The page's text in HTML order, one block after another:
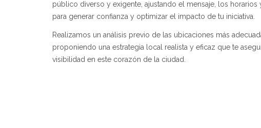
público diverso y exigente, ajustando el mensaje, los
para generar confianza y optimizar el impacto de tu iniciativa.
Realizamos un análisis previo de las ubicaciones más
proponiendo una estrategia local realista y eficaz que te
visibilidad en este corazón de la ciudad.